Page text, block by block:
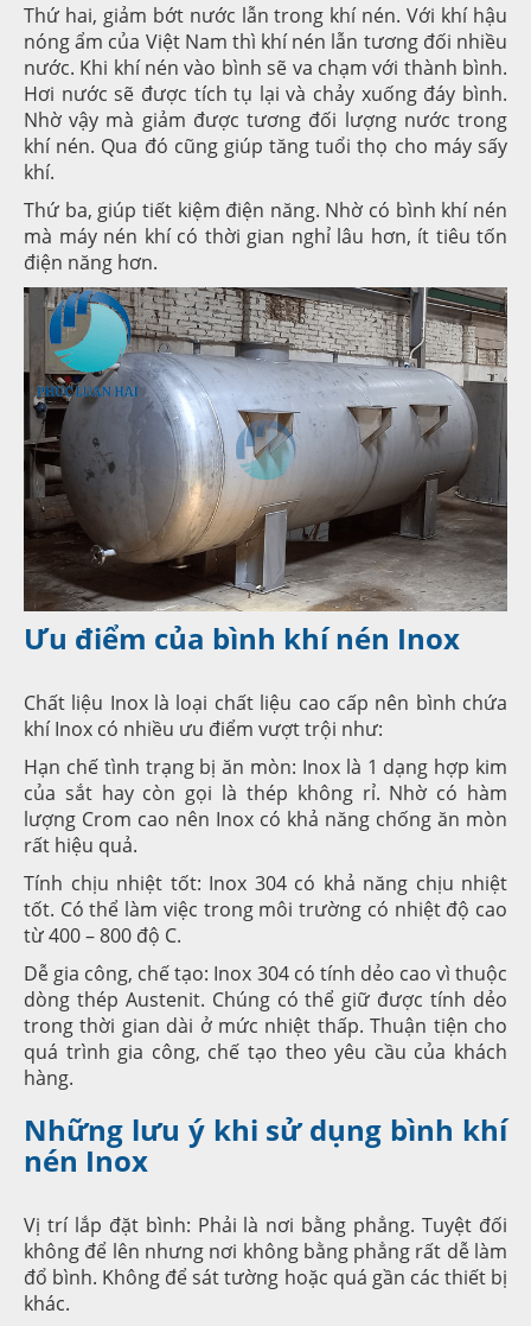
Thứ hai, giảm bớt nước lẫn trong khí nén. Với khí hậu
nóng ẩm của Việt Nam thì khí nén lẫn tương đối nhiều
nước. Khi khí nén vào bình sẽ va chạm với thành bình.
Hơi nước sẽ được tích tụ lại và chảy xuống đáy bình.
Nhờ vậy mà giảm được tương đối lượng nước trong
khí nén. Qua đó cũng giúp tăng tuổi thọ cho máy sấy
khí.
Thứ ba, giúp tiết kiệm điện năng. Nhờ có bình khí nén
mà máy nén khí có thời gian nghỉ lâu hơn, ít tiêu tốn
điện năng hơn.
Ưu điểm của bình khí nén Inox
Chất liệu Inox là loại chất liệu cao cấp nên bình chứa
khí Inox có nhiều ưu điểm vượt trội như:
Hạn chế tình trạng bị ăn mòn: Inox là 1 dạng hợp kim
của sắt hay còn gọi là thép không rỉ. Nhờ có hàm
lượng Crom cao nên Inox có khả năng chống ăn mòn
rất hiệu quả.
Tính chịu nhiệt tốt: Inox 304 có khả năng chịu nhiệt
tốt. Có thể làm việc trong môi trường có nhiệt độ cao
từ 400 – 800 độ C.
Dễ gia công, chế tạo: Inox 304 có tính dẻo cao vì thuộc
dòng thép Austenit. Chúng có thể giữ được tính dẻo
trong thời gian dài ở mức nhiệt thấp. Thuận tiện cho
quá trình gia công, chế tạo theo yêu cầu của khách
hàng.
Những lưu ý khi sử dụng bình khí
nén Inox
Vị trí lắp đặt bình: Phải là nơi bằng phẳng. Tuyệt đối
không để lên nhưng nơi không bằng phẳng rất dễ làm
đổ bình. Không để sát tường hoặc quá gần các thiết bị
khác.